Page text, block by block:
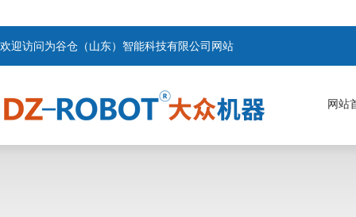
欢迎访问为谷仓（山东）智能科技有限公司网站
网站